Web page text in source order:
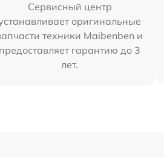
Сервисный центр
оригинальные
техники Maibenben и
предоставляет гарантию до 3
лет.